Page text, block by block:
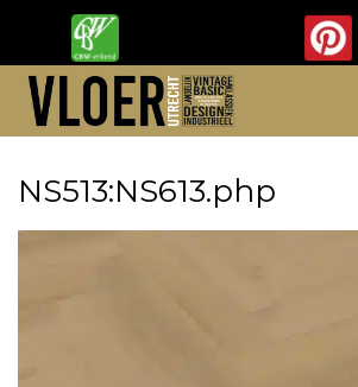
content
NS513:NS613.php